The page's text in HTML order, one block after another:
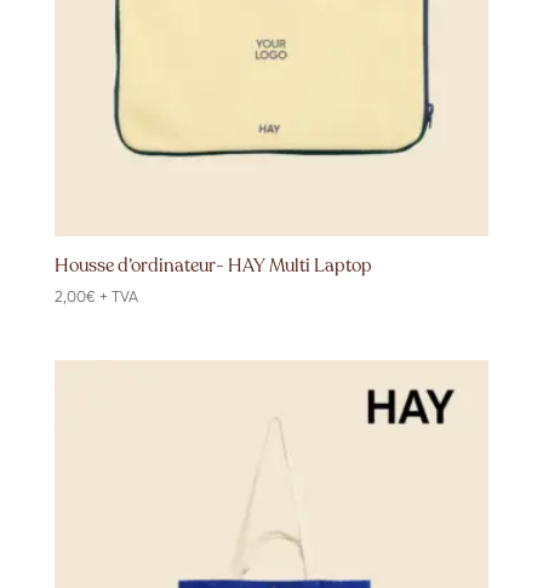
Housse d’ordinateur- HAY Multi Laptop
2,00€ + TVA